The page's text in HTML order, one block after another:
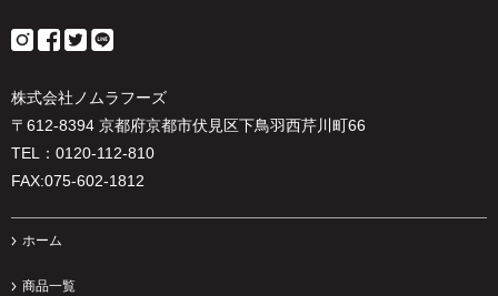
株式会社ノムラフーズ
〒612-8394 京都府京都市伏見区下鳥羽西芹川町66
TEL：0120-112-810
FAX:075-602-1812
ホーム
商品一覧